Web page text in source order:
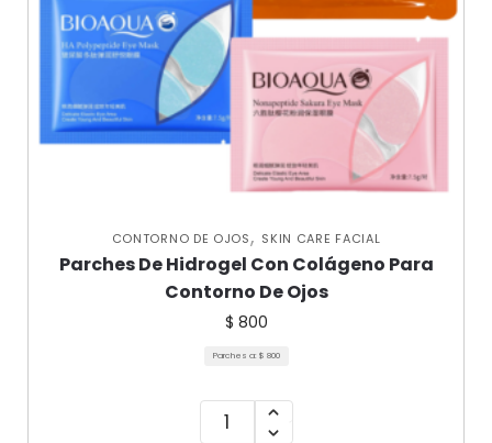
CONTORNO DE OJOS, SKIN CARE FACIAL
Parches De Hidrogel Con Colágeno Para
Contorno De Ojos
$ 800
Parches a: $ 800